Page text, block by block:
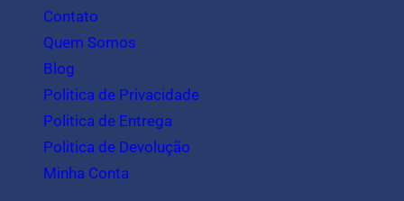
Contato
Quem Somos
Blog
Politica de Privacidade
Politica de Entrega
Politica de Devolução
Minha Conta